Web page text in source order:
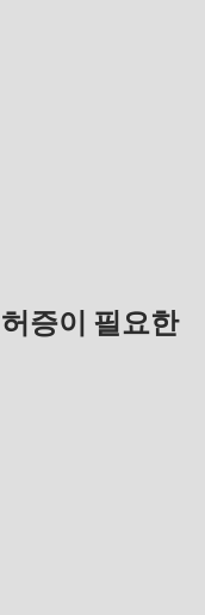
증이 필요한